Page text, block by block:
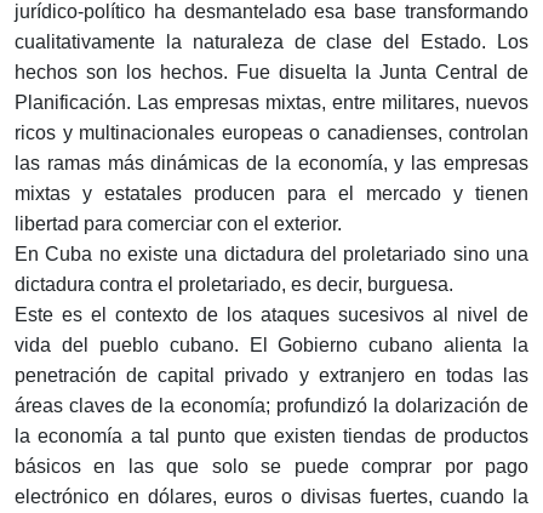
jurídico-político ha desmantelado esa base transformando
cualitativamente la naturaleza de clase del Estado. Los
hechos son los hechos. Fue disuelta la Junta Central de
Planificación. Las empresas mixtas, entre militares, nuevos
ricos y multinacionales europeas o canadienses, controlan
las ramas más dinámicas de la economía, y las empresas
mixtas y estatales producen para el mercado y tienen
libertad para comerciar con el exterior.
En Cuba no existe una dictadura del proletariado sino una
dictadura contra el proletariado, es decir, burguesa.
Este es el contexto de los ataques sucesivos al nivel de
vida del pueblo cubano. El Gobierno cubano alienta la
penetración de capital privado y extranjero en todas las
áreas claves de la economía; profundizó la dolarización de
la economía a tal punto que existen tiendas de productos
básicos en las que solo se puede comprar por pago
electrónico en dólares, euros o divisas fuertes, cuando la